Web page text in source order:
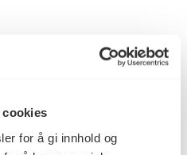
cookies
for å gi innhold og